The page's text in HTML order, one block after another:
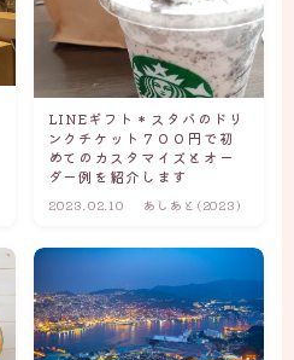
LINEギフト＊スタバのドリ
ンクチケット７００円で初
めてのカスタマイズとオー
ダー例を紹介します
2023.02.10 あしあと(2023)